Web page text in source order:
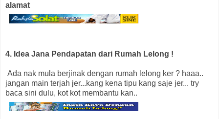
alamat
4. Idea Jana Pendapatan dari Rumah Lelong !
Ada nak mula berjinak dengan rumah lelong ker ? haaa..
jangan main terjah jer...kang kena tipu kang saje jer... try
baca sini dulu, kot kot membantu kan..